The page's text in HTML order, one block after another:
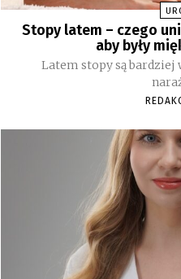
Stopy latem – czego
aby były
Latem stopy są bardziej